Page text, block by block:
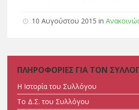
10 Αυγούστου 2015 in
ΠΛΗΡΟΦΟΡΙΕΣ ΓΙΑ ΤΟΝ
Η Ιστορία του Συλλόγου
Tο Δ.Σ. του Συλλόγου